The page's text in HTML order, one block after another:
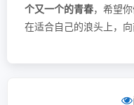
个又一个的青春，希望
在适合自己的浪头上，向